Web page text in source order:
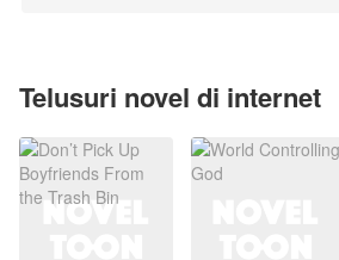
Telusuri novel di internet